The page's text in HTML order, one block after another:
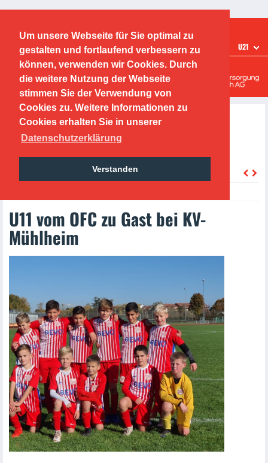
Um unsere Webseite für Sie optimal zu
gestalten und fortlaufend verbessern zu
können, verwenden wir Cookies. Durch
die weitere Nutzung der Webseite
stimmen Sie der Verwendung von
Cookies zu. Weitere Informationen zu
Cookies erhalten Sie in unserer
Datenschutzerklärung
Verstanden
TEAMS U21
Offenbacher Kickers
Leistungszentrum
U11 vom OFC zu Gast bei KV-
Mühlheim